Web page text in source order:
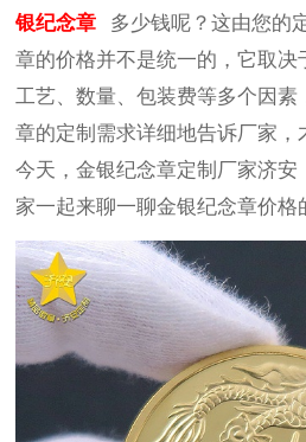
银纪念章
多少钱呢？这由您的
章的价格并不是统一的，它取决
工艺、数量、包装费等多个因素
章的定制需求详细地告诉厂家，
今天，金银纪念章定制厂家济安
家一起来聊一聊金银纪念章价格